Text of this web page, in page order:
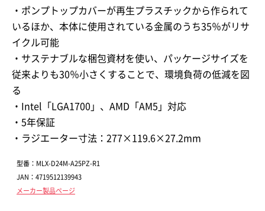
・ポンプトップカバーが再生プラスチックから作られて
いるほか、本体に使用されている金属のうち35％がリサ
イクル可能
・サステナブルな梱包資材を使い、パッケージサイズを
従来よりも30％小さくすることで、環境負荷の低減を図
る
・Intel「LGA1700」、AMD「AM5」対応
・5年保証
・ラジエーター寸法：277×119.6×27.2mm
型番：MLX-D24M-A25PZ-R1
JAN：4719512139943
メーカー製品ページ